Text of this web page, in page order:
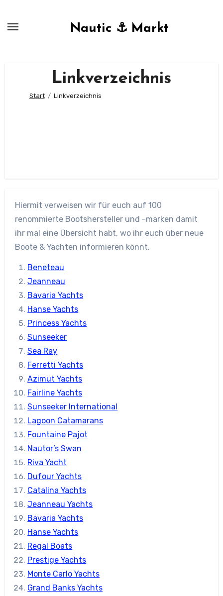
Nautic ⚓ Markt
Linkverzeichnis
Start Linkverzeichnis
Hiermit verweisen wir für euch auf 100
renommierte Bootshersteller und -marken damit
ihr mal eine Übersicht habt, wo ihr euch über neue
Boote & Yachten informieren könnt.
Beneteau
Jeanneau
Bavaria Yachts
Hanse Yachts
Princess Yachts
Sunseeker
Sea Ray
Ferretti Yachts
Azimut Yachts
Fairline Yachts
Sunseeker International
Lagoon Catamarans
Fountaine Pajot
Nautor’s Swan
Riva Yacht
Dufour Yachts
Catalina Yachts
Jeanneau Yachts
Bavaria Yachts
Hanse Yachts
Regal Boats
Prestige Yachts
Monte Carlo Yachts
Grand Banks Yachts